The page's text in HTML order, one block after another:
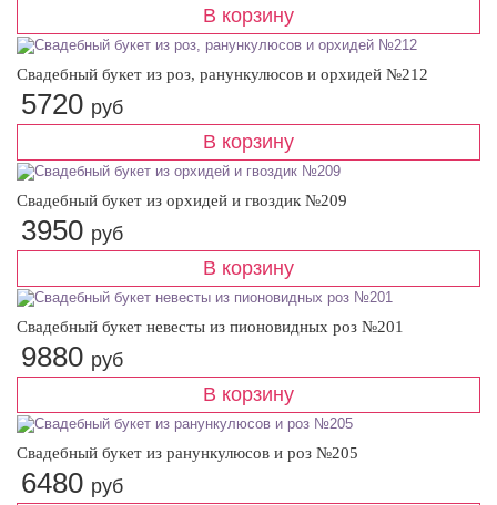
Свадебный букет из роз, ранункулюсов и орхидей №212
5720 руб
Свадебный букет из орхидей и гвоздик №209
3950 руб
Свадебный букет невесты из пионовидных роз №201
9880 руб
Свадебный букет из ранункулюсов и роз №205
6480 руб